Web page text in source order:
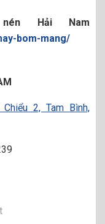
Hải Nam
bom-mang/
2, Tam Bình,